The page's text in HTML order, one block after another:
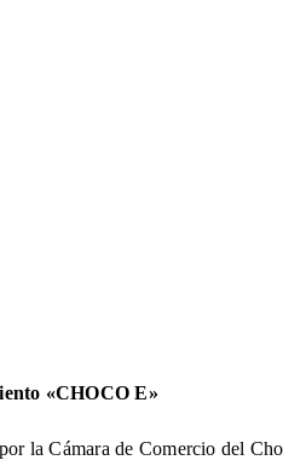
«CHOCO E»
la Cámara de Comercio del